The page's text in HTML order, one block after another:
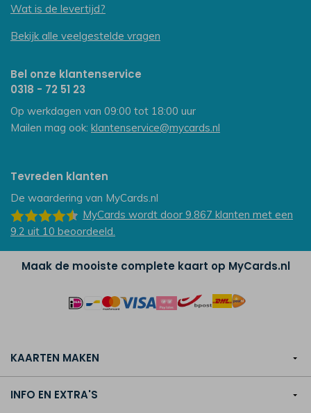
Wat is de levertijd?
Bekijk alle veelgestelde vragen
Bel onze klantenservice
0318 - 72 51 23
Op werkdagen van 09:00 tot 18:00 uur
Mailen mag ook: klantenservice@mycards.nl
Tevreden klanten
De waardering van MyCards.nl
MyCards wordt door 9.867 klanten met een
9.2 uit 10 beoordeeld.
Maak de mooiste complete kaart op MyCards.nl
KAARTEN MAKEN
INFO EN EXTRA'S